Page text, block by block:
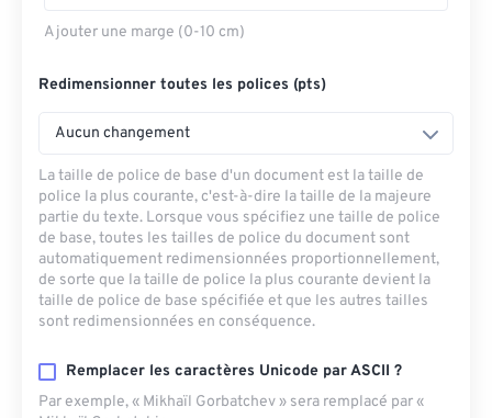
Ajouter une marge (0-10 cm)
Redimensionner toutes les polices (pts)
Aucun changement
La taille de police de base d'un document est la taille de
police la plus courante, c'est-à-dire la taille de la majeure
partie du texte. Lorsque vous spécifiez une taille de police
de base, toutes les tailles de police du document sont
automatiquement redimensionnées proportionnellement,
de sorte que la taille de police la plus courante devient la
taille de police de base spécifiée et que les autres tailles
sont redimensionnées en conséquence.
Remplacer les caractères Unicode par ASCII ?
Par exemple, « Mikhaïl Gorbatchev » sera remplacé par «